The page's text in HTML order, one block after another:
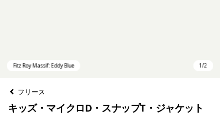
フリース
キッズ・マイクロD・スナップT・ジャケット